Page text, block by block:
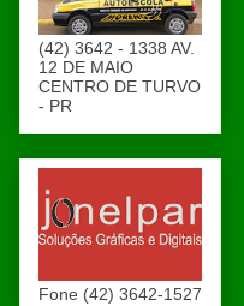
(42) 3642 - 1338 AV.
12 DE MAIO
CENTRO DE TURVO
- PR
Fone (42) 3642-1527